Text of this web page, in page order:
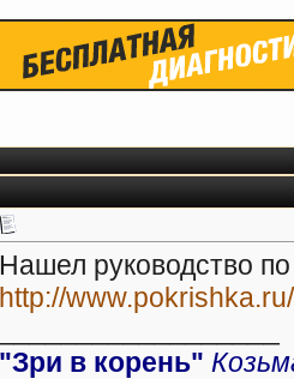
Нашел руководство
http://
"Зри в корень"